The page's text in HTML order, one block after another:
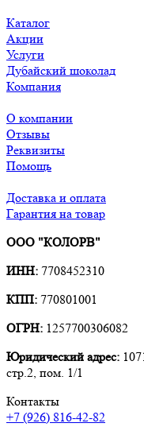
Каталог
Акции
Услуги
Дубайский шоколад
Компания
О компании
Отзывы
Реквизиты
Помощь
Доставка и оплата
Гарантия на товар
ООО "КОЛОРВ"
ИНН: 7708452310
КПП: 770801001
ОГРН: 1257700306082
Юридический адрес:
стр.2, пом. 1/1
Контакты
+7 (926) 816-42-82